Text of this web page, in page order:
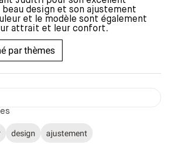
design et son ajustement
et le modèle sont également
attrait et leur confort.
par thèmes
design ajustement